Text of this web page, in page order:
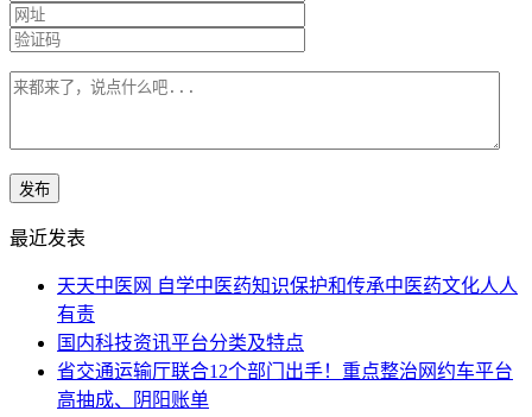
最近发表
天天中医网 自学中医药知识保护和传承中医药文化人人
有责
国内科技资讯平台分类及特点
省交通运输厅联合12个部门出手！重点整治网约车平台
高抽成、阴阳账单